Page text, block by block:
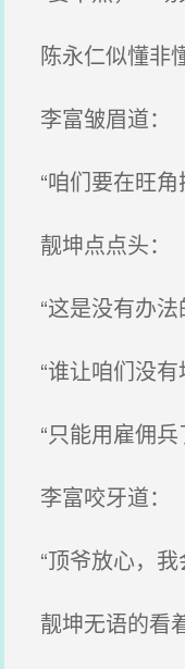
陈永仁似懂非懂
李富皱眉道：
“咱们要在旺角
靓坤点点头：
“这是没有办法
“谁让咱们没有
“只能用雇佣兵
李富咬牙道：
“顶爷放心，我
靓坤无语的看